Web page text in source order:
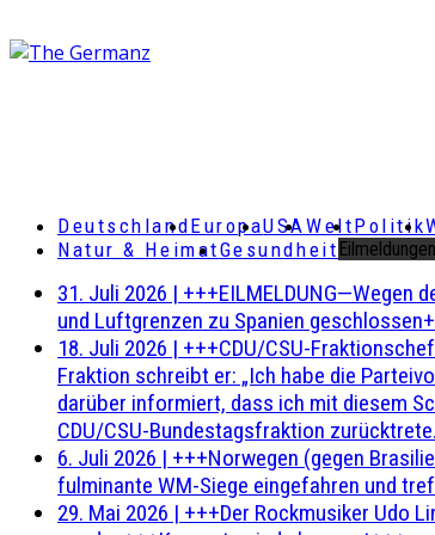
DeutschlandEuropaUSAWeltPolitik
Natur & HeimatGesundheit Eilmeldungen
31. Juli 2026 | +++EILMELDUNG—Wegen
und Luftgrenzen zu Spanien
18. Juli 2026 | +++CDU/CSU-
Fraktion schreibt er: „Ich habe die
darüber informiert, dass ich mit diesem
CDU/CSU-Bundestagsfraktion
6. Juli 2026 | +++Norwegen (gegen
fulminante WM-Siege eingefahren und
29. Mai 2026 | +++Der Rockmusiker Udo